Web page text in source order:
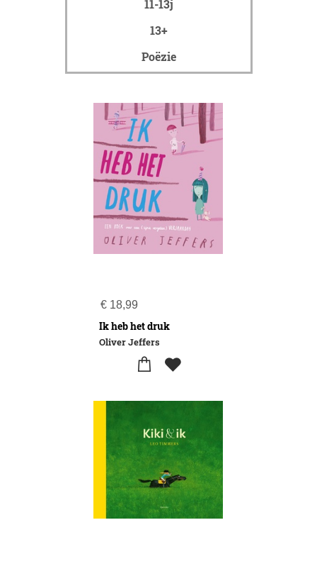
11-13j
13+
Poëzie
€ 18,99
Ik heb het druk
Oliver Jeffers